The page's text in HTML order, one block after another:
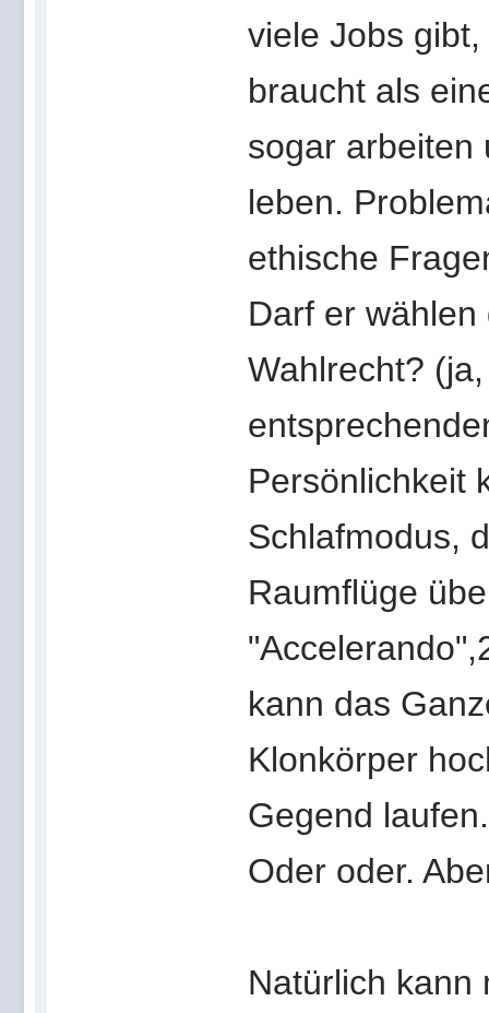
viele Jobs
braucht als
sogar arbeiten
leben.
ethische
Darf er
Wahlrecht?
Persönlichkeit
Schlafmodus,
Raumflüge
kann das
Klonkörper
Gegend
Oder oder.
Natürlich kann